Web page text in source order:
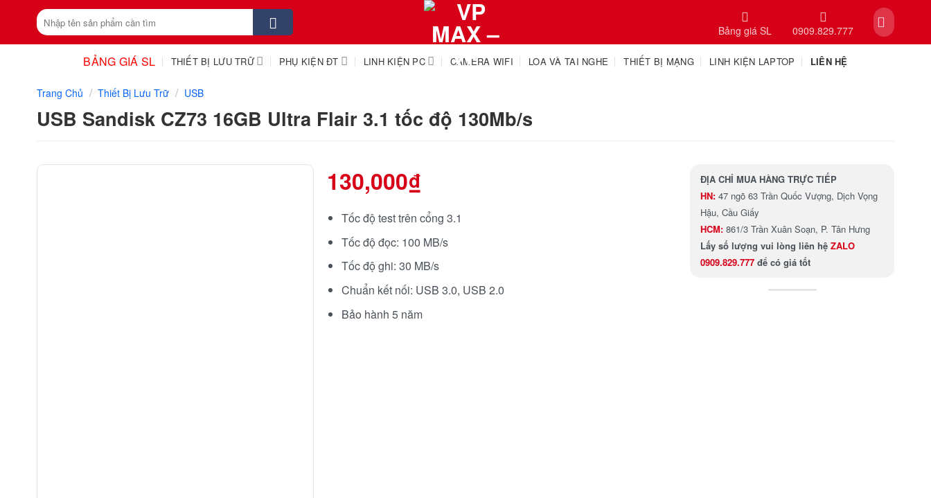
content
Tìm
kiếm:
Bảng giá SL 0909.829.777
BẢNG GIÁ SL THIẾT BỊ LƯU TRỮ PHỤ KIỆN ĐT LINH KIỆN PC CAMERA WIFI LOA VÀ TAI NGHE THIẾT BỊ MẠNG LINH KIỆN LAPTOP LIÊN HỆ
Trang Chủ / Thiết Bị Lưu Trữ / USB
USB Sandisk CZ73 16GB Ultra Flair 3.1 tốc độ 130Mb/s
130,000₫
Tốc độ test trên cổng 3.1
Tốc độ đọc: 100 MB/s
Tốc độ ghi: 30 MB/s
Chuẩn kết nối: USB 3.0, USB 2.0
Bảo hành 5 năm
ĐỊA CHỈ MUA HÀNG TRỰC TIẾP
HN: 47 ngõ 63 Trần Quốc Vượng, Dịch Vọng
Hậu, Cầu Giấy
HCM:861/3 Trần Xuân Soạn, P. Tân Hưng
Lấy số lượng vui lòng liên hệZALO
0909.829.777 để có giá tốt